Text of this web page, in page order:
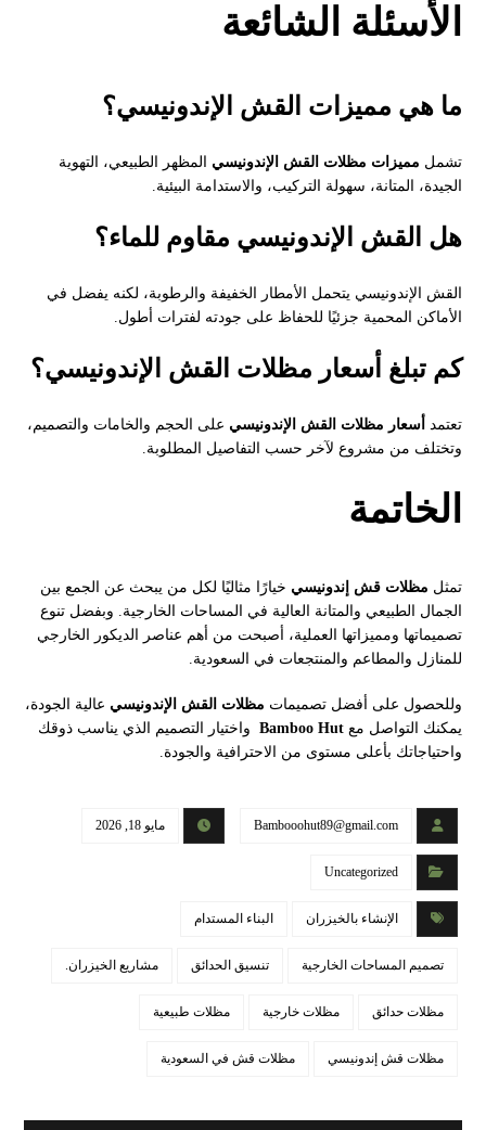
الأسئلة الشائعة
ما هي مميزات القش الإندونيسي؟
تشمل مميزات مظلات القش الإندونيسي المظهر الطبيعي، التهوية
الجيدة، المتانة، سهولة التركيب، والاستدامة البيئية.
هل القش الإندونيسي مقاوم للماء؟
القش الإندونيسي يتحمل الأمطار الخفيفة والرطوبة، لكنه يفضل في
الأماكن المحمية جزئيًا للحفاظ على جودته لفترات أطول.
كم تبلغ أسعار مظلات القش الإندونيسي؟
تعتمد أسعار مظلات القش الإندونيسي على الحجم والخامات والتصميم،
وتختلف من مشروع لآخر حسب التفاصيل المطلوبة.
الخاتمة
تمثل مظلات قش إندونيسي خيارًا مثاليًا لكل من يبحث عن الجمع بين
الجمال الطبيعي والمتانة العالية في المساحات الخارجية. وبفضل تنوع
تصميماتها ومميزاتها العملية، أصبحت من أهم عناصر الديكور الخارجي
للمنازل والمطاعم والمنتجعات في السعودية.
وللحصول على أفضل تصميمات مظلات القش الإندونيسي عالية الجودة،
يمكنك التواصل معBamboo Hut واختيار التصميم الذي يناسب ذوقك
واحتياجاتك بأعلى مستوى من الاحترافية والجودة.
Bambooohut89@gmail.com مايو 18, 2026
Uncategorized
الإنشاء بالخيزران البناء المستدام
تصميم المساحات الخارجية تنسيق الحدائق مشاريع الخيزران.
مظلات حدائق مظلات خارجية مظلات طبيعية
مظلات قش إندونيسي مظلات قش في السعودية